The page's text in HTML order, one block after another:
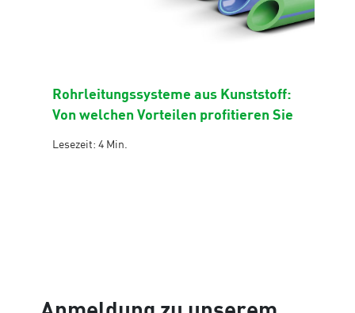
Rohrleitungssysteme aus Kunststoff:
Von welchen Vorteilen profitieren Sie
Lesezeit: 4 Min.